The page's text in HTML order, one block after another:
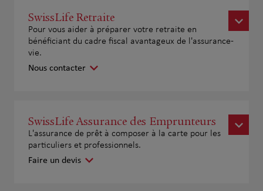
SwissLife Retraite
Pour vous aider à préparer votre retraite en
bénéficiant du cadre fiscal avantageux de l'assurance-
vie.
Nous contacter
SwissLife Assurance des Emprunteurs
L'assurance de prêt à composer à la carte pour les
particuliers et professionnels.
Faire un devis